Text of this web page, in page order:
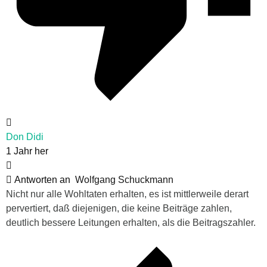
Don Didi
1 Jahr her
Antworten an Wolfgang Schuckmann
Nicht nur alle Wohltaten erhalten, es ist mittlerweile derart
pervertiert, daß diejenigen, die keine Beiträge zahlen,
deutlich bessere Leitungen erhalten, als die Beitragszahler.